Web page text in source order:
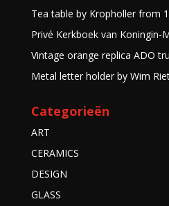
Tea table by Kropholler from
Privé Kerkboek van Koningin-
Vintage orange replica ADO
Metal letter holder by Wim
Categorieën
ART
CERAMICS
DESIGN
GLASS